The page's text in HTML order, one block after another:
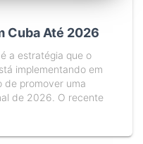
Cuba Até 2026
a estratégia que o
implementando em
de promover uma
de 2026. O recente